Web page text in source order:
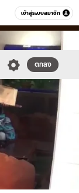
เข้าสู่ระบบสมาชิก
หมวดอื่นๆ
ตกลง